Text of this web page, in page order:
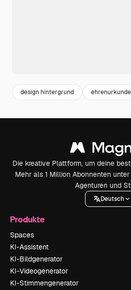
design hintergrund ehrenurkunde
Die kreative Plattform, um deine
Mehr als 1 Million Abonnenten
Agenturen und
Deutsch
Produkte
Spaces
KI-Assistent
KI-Bildgenerator
KI-Videogenerator
KI-Stimmengenerator